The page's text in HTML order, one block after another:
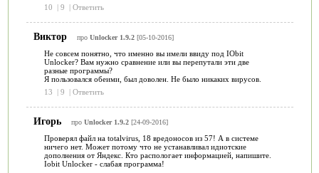
10
| 9 | Ответить
Виктор про Unlocker 1.9.2[05-10-2016]
Не совсем понятно, что именно вы имели ввиду под IObit
Unlocker? Вам нужно сравнение или вы перепутали эти две
разные программы?
Я пользовался обеими, был доволен. Не было никаких вирусов.
13
| 9 | Ответить
Игорь про Unlocker 1.9.2[24-09-2016]
Проверял файл на totalvirus, 18 вредоносов из 57! А в системе
ничего нет. Может потому что не устанавливал идиотские
дополнения от Яндекс. Кто распологает информацией, напишите.
Iobit Unlocker - слабая программа!